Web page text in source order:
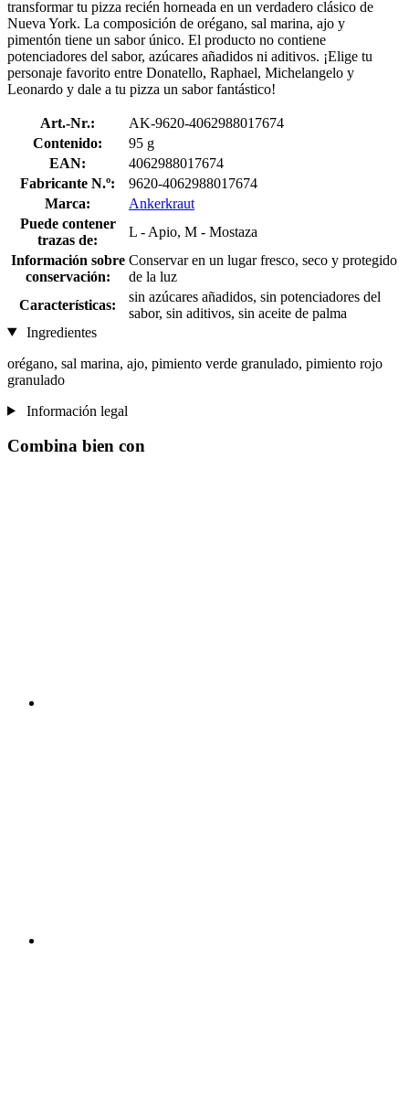
transformar tu pizza recién horneada en un verdadero clásico de
Nueva York. La composición de orégano, sal marina, ajo y
pimentón tiene un sabor único. El producto no contiene
potenciadores del sabor, azúcares añadidos ni aditivos. ¡Elige tu
personaje favorito entre Donatello, Raphael, Michelangelo y
Leonardo y dale a tu pizza un sabor fantástico!
Art.-Nr.:
AK-9620-4062988017674
Contenido:
95 g
EAN:
4062988017674
Fabricante N.º:
9620-4062988017674
Marca:
Ankerkraut
Puede contener
trazas de:
L - Apio, M - Mostaza
Información sobre
conservación:
Conservar en un lugar fresco, seco y protegido
de la luz
Características:
sin azúcares añadidos, sin potenciadores del
sabor, sin aditivos, sin aceite de palma
Ingredientes
orégano, sal marina, ajo, pimiento verde granulado, pimiento rojo
granulado
Información legal
Combina bien con